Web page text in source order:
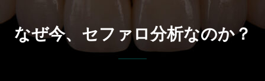
なぜ今、セファロ分析なのか？